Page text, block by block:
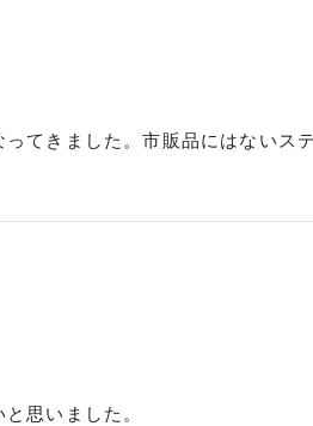
てきました。市販品にはないス
思いました。